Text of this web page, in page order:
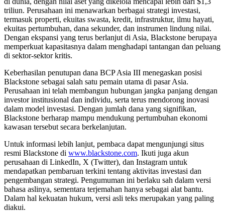
triliun. Perusahaan ini menawarkan berbagai strategi investasi,
termasuk properti, ekuitas swasta, kredit, infrastruktur, ilmu hayati,
ekuitas pertumbuhan, dana sekunder, dan instrumen lindung nilai.
Dengan ekspansi yang terus berlanjut di Asia, Blackstone berupaya
memperkuat kapasitasnya dalam menghadapi tantangan dan peluang
di sektor-sektor kritis.
Keberhasilan penutupan dana BCP Asia III menegaskan posisi
Blackstone sebagai salah satu pemain utama di pasar Asia.
Perusahaan ini telah membangun hubungan jangka panjang dengan
investor institusional dan individu, serta terus mendorong inovasi
dalam model investasi. Dengan jumlah dana yang signifikan,
Blackstone berharap mampu mendukung pertumbuhan ekonomi
kawasan tersebut secara berkelanjutan.
Untuk informasi lebih lanjut, pembaca dapat mengunjungi situs
resmi Blackstone di www.blackstone.com. Ikuti juga akun
perusahaan di LinkedIn, X (Twitter), dan Instagram untuk
mendapatkan pembaruan terkini tentang aktivitas investasi dan
pengembangan strategi. Pengumuman ini berlaku sah dalam versi
bahasa aslinya, sementara terjemahan hanya sebagai alat bantu.
Dalam hal kekuatan hukum, versi asli teks merupakan yang paling
diakui.